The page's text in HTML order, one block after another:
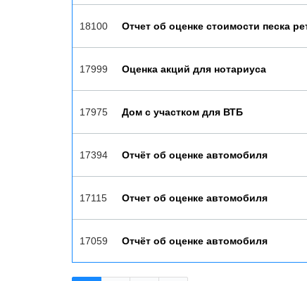
18100 Отчет об оценке стоимости песка
17999 Оценка акций для нотариуса
17975 Дом с участком для ВТБ
17394 Отчёт об оценке автомобиля
17115 Отчет об оценке автомобиля
17059 Отчёт об оценке автомобиля